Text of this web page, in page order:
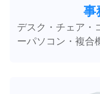
事
デスク・チェア・
ーパソコン・複合